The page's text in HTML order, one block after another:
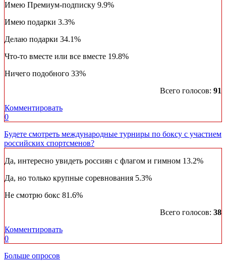
Имею Премиум-подписку 9.9%
Имею подарки 3.3%
Делаю подарки 34.1%
Что-то вместе или все вместе 19.8%
Ничего подобного 33%
Всего голосов: 91
Комментировать
0
Будете смотреть международные турниры по боксу с участием
российских спортсменов?
Да, интересно увидеть россиян с флагом и гимном 13.2%
Да, но только крупные соревнования 5.3%
Не смотрю бокс 81.6%
Всего голосов: 38
Комментировать
0
Больше опросов